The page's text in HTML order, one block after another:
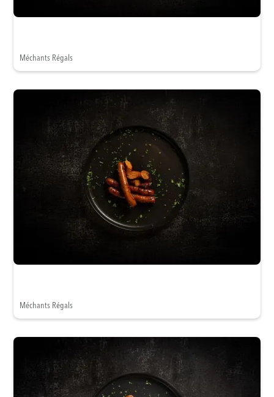
Méchants Régals
Méchants Régals